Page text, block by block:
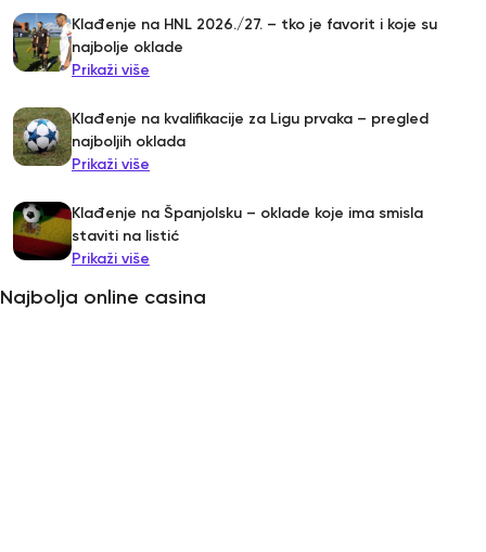
Klađenje na HNL 2026./27. – tko je favorit i koje su
najbolje oklade
Prikaži više
Klađenje na kvalifikacije za Ligu prvaka – pregled
najboljih oklada
Prikaži više
Klađenje na Španjolsku – oklade koje ima smisla
staviti na listić
Prikaži više
Najbolja online casina